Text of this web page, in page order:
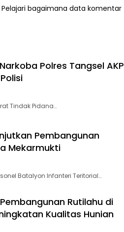
Pelajari bagaimana data komentar
Polres Tangsel AKP
Tindak Pidana…
Pembangunan
Mekarmukti
Batalyon Infanteri Teritorial…
Rutilahu di
Kualitas Hunian